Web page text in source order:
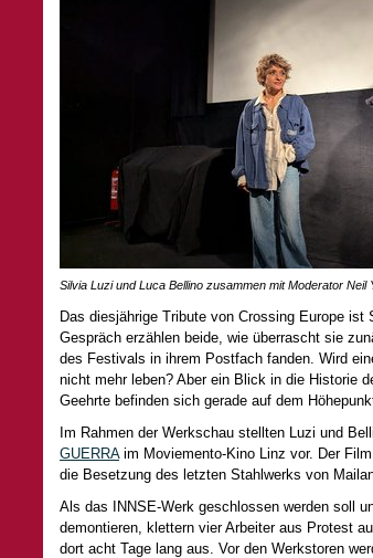
Silvia Luzi und Luca Bellino zusammen mit Moderator Neil
Das diesjährige Tribute von Crossing Europe
Gespräch erzählen beide, wie überrascht sie
des Festivals in ihrem Postfach fanden. Wird
nicht mehr leben? Aber ein Blick in die Historie
Geehrte befinden sich gerade auf dem
Im Rahmen der Werkschau stellten Luzi und
GUERRAim Moviemento-Kino Linz vor. Der
die Besetzung des letzten Stahlwerks von
Als das INNSE-Werk geschlossen werden soll
demontieren, klettern vier Arbeiter aus Protest
dort acht Tage lang aus. Vor den Werkstoren